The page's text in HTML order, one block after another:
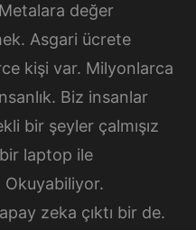
değer
Asgari ücrete
kişi var. Milyonlarca
Biz insanlar
bir şeyler çalmışız
bir laptop ile
zeka çıktı bir de.